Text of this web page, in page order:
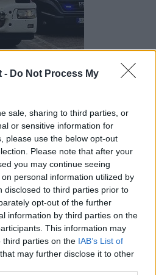
- Do Not Process My
sale, sharing to third parties, or
or sensitive information for
please use the below opt-out
Please note that after your
you may continue seeing
personal information utilized by
disclosed to third parties prior to
opt-out of the further
information by third parties on the
This information may
third parties on the IAB’s List of
that may further disclose it to other
stato estratto dai vigili del fuoco e
del 118. sul posto anche la
Un uomo è rimasto ferito in un
il controllo della vettura finendo
Il fatto è accaduto nel
Maggio, lungo via Traversa
di Perignano, frazione del comune
posto hanno estratto il conducente
sanitario del 118. Sul posto